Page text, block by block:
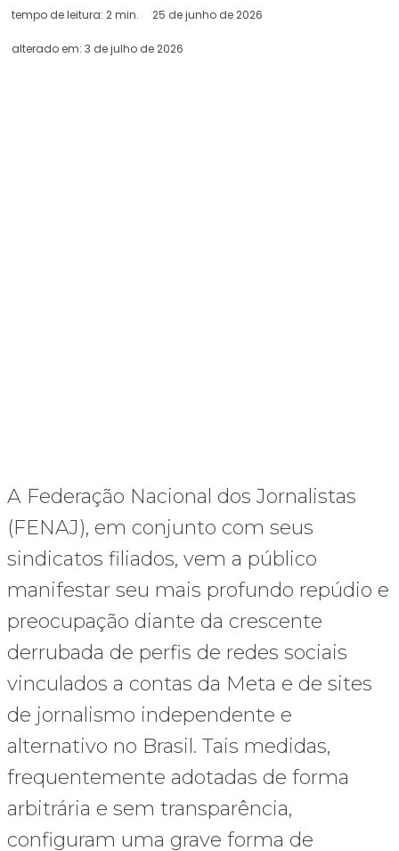
tempo de leitura: 2min. 25 de junho de 2026
alterado em: 3 de julho de 2026
A Federação Nacional dos Jornalistas
(FENAJ), em conjunto com seus
sindicatos filiados, vem a público
manifestar seu mais profundo repúdio e
preocupação diante da crescente
derrubada de perfis de redes sociais
vinculados a contas da Meta e de sites
de jornalismo independente e
alternativo no Brasil. Tais medidas,
frequentemente adotadas de forma
arbitrária e sem transparência,
configuram uma grave forma de